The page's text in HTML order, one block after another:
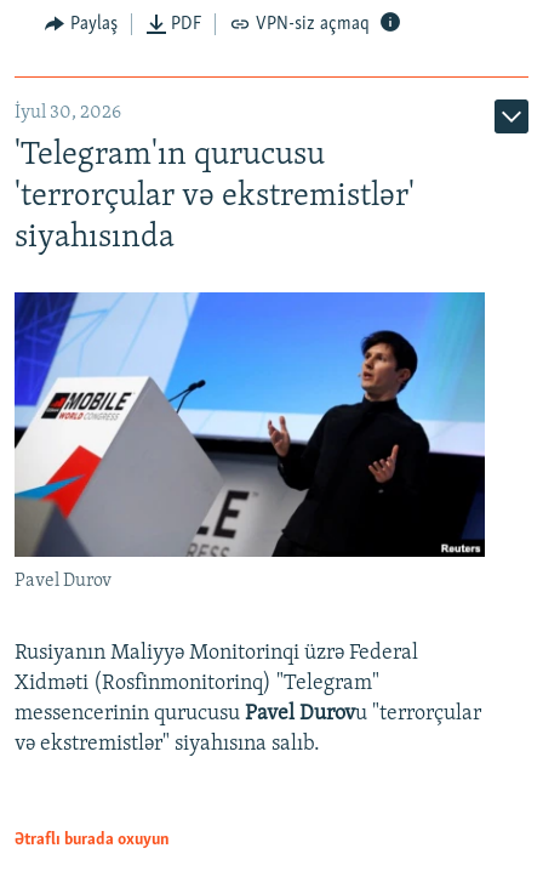
Paylaş PDF VPN-siz açmaq
İyul 30, 2026
'Telegram'ın qurucusu
'terrorçular və ekstremistlər'
siyahısında
Pavel Durov
Rusiyanın Maliyyə Monitorinqi üzrə Federal
Xidməti (Rosfinmonitorinq) "Telegram"
messencerinin qurucusu Pavel Durovu "terrorçular
və ekstremistlər" siyahısına salıb.
Ətraflı burada oxuyun